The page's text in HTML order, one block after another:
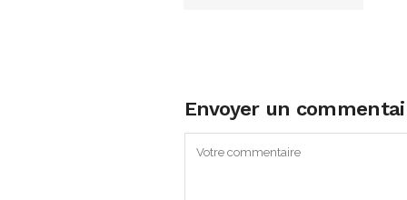
Envoyer un